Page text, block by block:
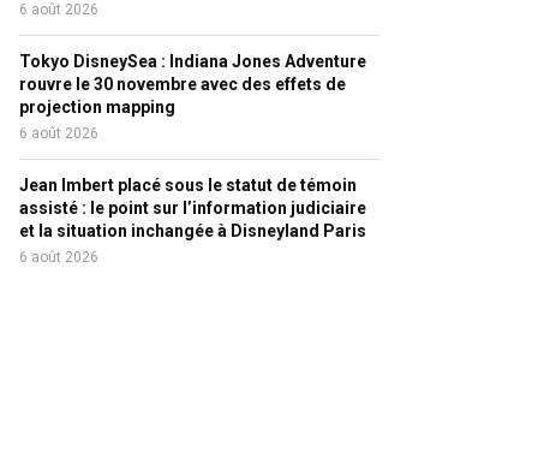
6 août 2026
Tokyo DisneySea : Indiana Jones Adventure
rouvre le 30 novembre avec des effets de
projection mapping
6 août 2026
Jean Imbert placé sous le statut de témoin
assisté : le point sur l’information judiciaire
et la situation inchangée à Disneyland Paris
6 août 2026